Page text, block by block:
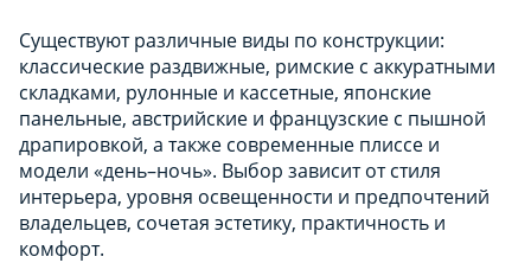
Существуют различные виды по конструкции:
классические раздвижные, римские с аккуратными
складками, рулонные и кассетные, японские
панельные, австрийские и французские с пышной
драпировкой, а также современные плиссе и
модели «день–ночь». Выбор зависит от стиля
интерьера, уровня освещенности и предпочтений
владельцев, сочетая эстетику, практичность и
комфорт.